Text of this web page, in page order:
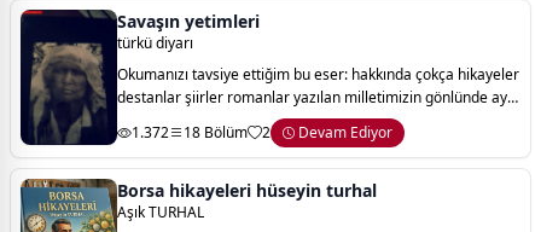
Savaşın yetimleri
türkü diyarı
Okumanızı tavsiye ettiğim bu eser: hakkında çokça hikayeler
destanlar şiirler romanlar yazılan milletimizin gönlünde ayrı
yeri olan çanakkale savaş ları sonrası bir daha dönmeyen iki
kardeşin geride k
1.372 18 Bölüm 2 Devam Ediyor
Borsa hikayeleri hüseyin turhal
Aşık TURHAL